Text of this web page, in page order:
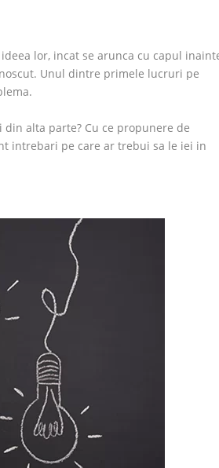
lor, incat se arunca cu capul
Unul dintre primele lucruri pe
alta parte? Cu ce propunere de
intrebari pe care ar trebui sa le iei in